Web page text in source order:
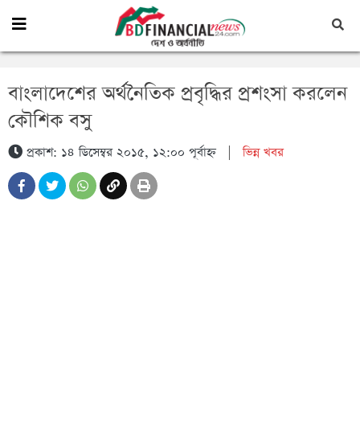
বাংলাদেশের অর্থনৈতিক প্রবৃদ্ধির প্রশংসা করলেন
কৌশিক বসু
প্রকাশ: ১৪ ডিসেম্বর ২০১৫, ১২:০০ পূর্বাহ্ন|ভিন্ন খবর